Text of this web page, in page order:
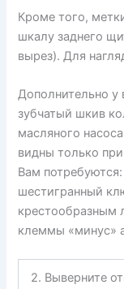
Кроме того,
шкалу заднего
вырез). Для
Дополнительно у
зубчатый шкив
масляного
видны только
Вам
шестигранный
крестообразным
клеммы «минус»
2. Выверните